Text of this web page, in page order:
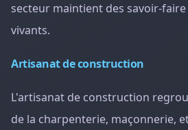
secteur maintient des savoir-
vivants.
Artisanat de construction
L'artisanat de construction
de la charpenterie, maçonnerie,